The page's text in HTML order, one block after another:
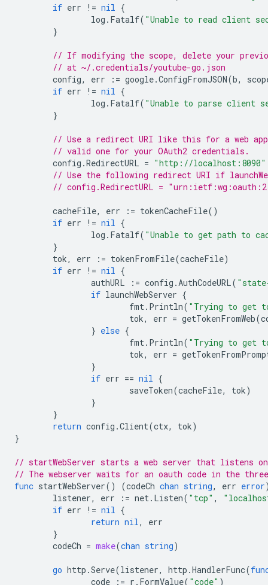
if err != nil {
log . Fatalf( "Unable to read client
}
// If modifying the scope, delete your
// at ~/.credentials/youtube-go.json
config, err := google.ConfigFromJSON(b,
if err != nil {
log . Fatalf( "Unable to parse client
}
// Use a redirect URI like this for a web
// valid one for your OAuth2 credentials.
config .RedirectURL = "http://localhost:8090"
// Use the following redirect URI if
// config.RedirectURL =
cacheFile, err := tokenCacheFile()
if err != nil {
log . Fatalf( "Unable to get path to
}
tok, err := tokenFromFile(cacheFile)
if err != nil {
authURL
:= config .AuthCodeURL(
if launchWebServer {
fmt. Println( "Trying to get
tok, err = getTokenFromWeb(
} else {
fmt. Println( "Trying to get
tok, err =
}
if err == nil {
saveToken(cacheFile, tok)
}
}
return config .Client(ctx, tok)
}
// startWebServer starts a web server that listens
// The webserver waits for an oauth code in the
func startWebServer() (codeCh chan string, err error
listener, err := net. Listen( "tcp" ,
if err != nil {
return nil,
err
}
codeCh = make(chan string)
go http .Serve(listener, http .HandlerFunc(
code
:= r . FormValue( "code" )